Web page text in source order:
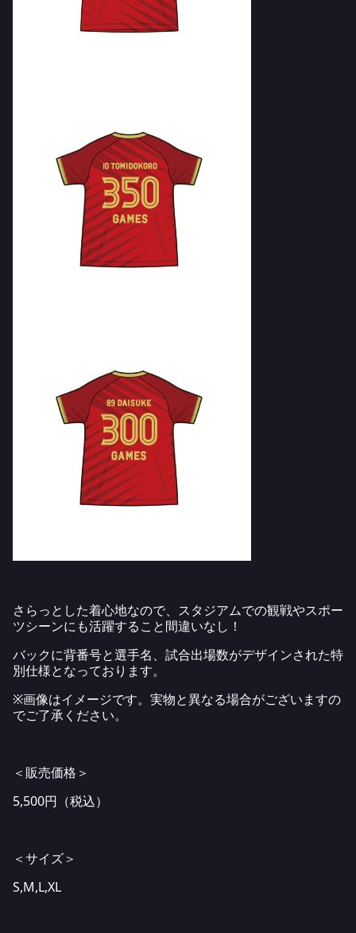
さらっとした着心地なので、スタジアムでの観戦やスポー
ツシーンにも活躍すること間違いなし！
バックに背番号と選手名、試合出場数がデザインされた特
別仕様となっております。
※画像はイメージです。実物と異なる場合がございますの
でご了承ください。
＜販売価格＞
5,500円（税込）
＜サイズ＞
S,M,L,XL